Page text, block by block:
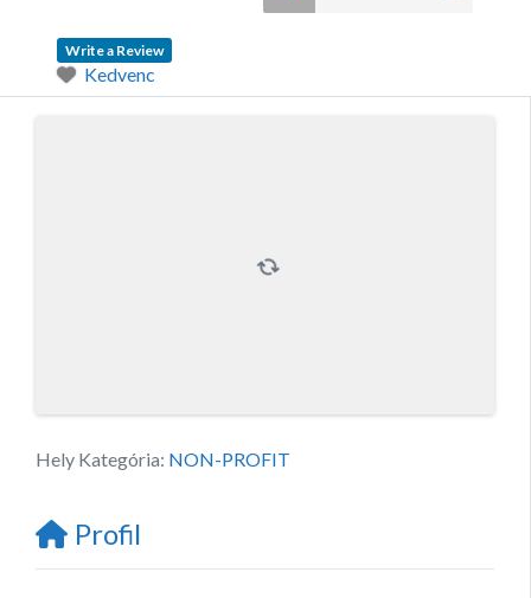
Write a Review
Kedvenc
Hely Kategória: NON-PROFIT
Profil